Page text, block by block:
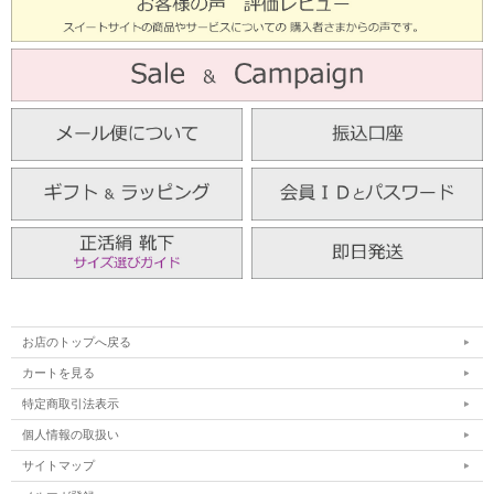
お店のトップへ戻る
カートを見る
特定商取引法表示
個人情報の取扱い
サイトマップ